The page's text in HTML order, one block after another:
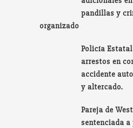
pandillas y
organizado
Policía
arrestos en
accidente
y altercado.
Pareja de
sentenciada